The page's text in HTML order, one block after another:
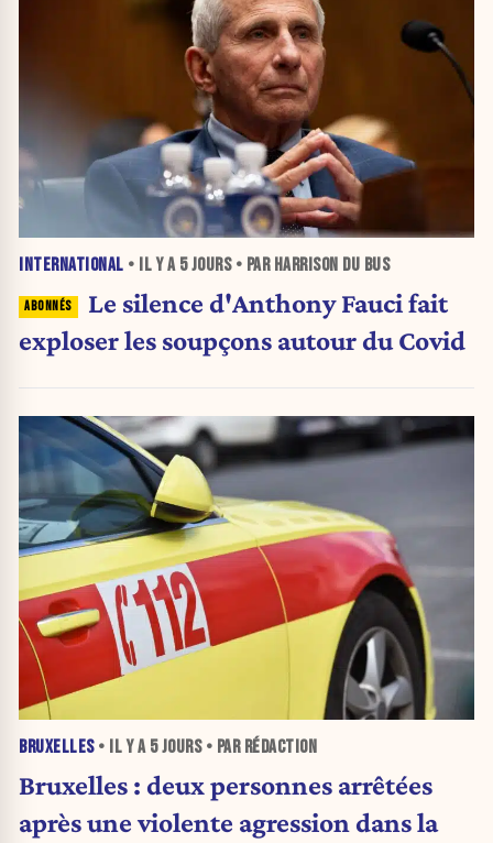
INTERNATIONAL • IL Y A 5 JOURS• PAR HARRISON DU BUS
Le silence d'Anthony Fauci fait
exploser les soupçons autour du Covid
BRUXELLES• IL Y A 5 JOURS• PAR RÉDACTION
Bruxelles : deux personnes arrêtées
après une violente agression dans la